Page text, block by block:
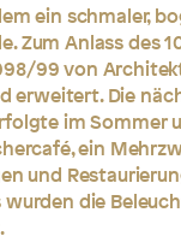
ein schmaler,
Zum Anlass des
99 von
erweitert. Die
im Sommer
ein
und
die